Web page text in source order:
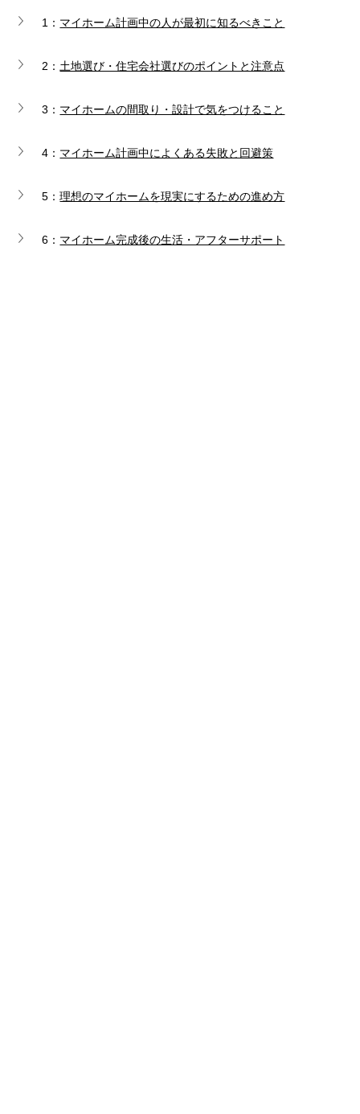
1： マイホーム計画中の人が最初に知るべきこと
2： 土地選び・住宅会社選びのポイントと注意点
3： マイホームの間取り・設計で気をつけること
4： マイホーム計画中によくある失敗と回避策
5：理想のマイホームを現実にするための進め方
6： マイホーム完成後の生活・アフターサポート